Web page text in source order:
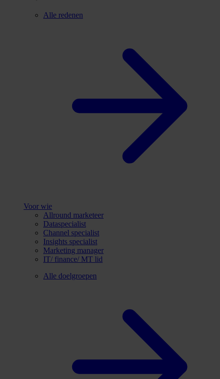
Alle redenen
Voor wie
Allround marketeer
Dataspecialist
Channel specialist
Insights specialist
Marketing manager
IT/ finance/ MT lid
Alle doelgroepen